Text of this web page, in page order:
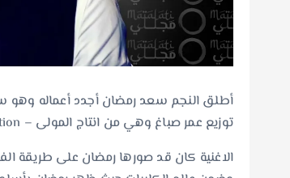
أطلق النجم سعد رمضان أجدد أعماله وهو
توزيع عمر صباغ وهي من انتاج المولى – Mawla Production.
الاغنية كان قد صورها رمضان على طريقة